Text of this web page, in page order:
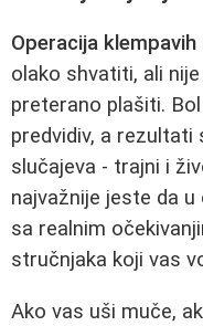
Operacija klempavih
olako shvatiti, ali
preterano plašiti.
predvidiv, a rezultati
slučajeva - trajni i
najvažnije jeste da
sa realnim
stručnjaka koji vas
Ako vas uši muče,